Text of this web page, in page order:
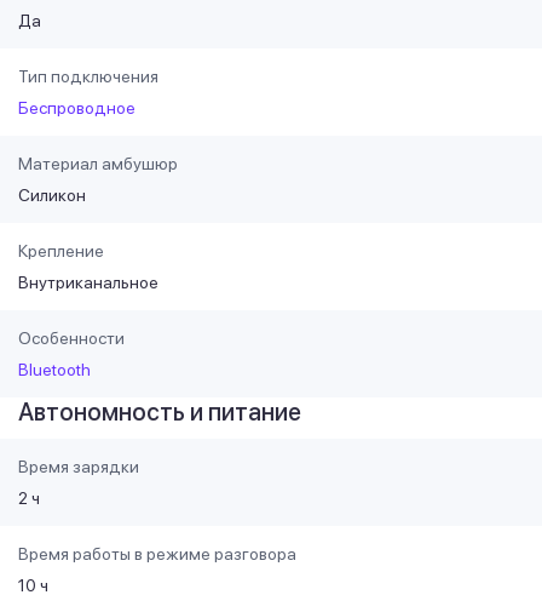
Да
Тип подключения
Беспроводное
Материал амбушюр
Силикон
Крепление
Внутриканальное
Особенности
Bluetooth
Автономность и питание
Время зарядки
2 ч
Время работы в режиме разговора
10 ч